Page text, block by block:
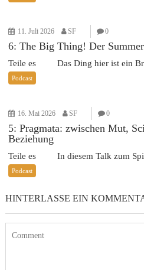
11. Juli 2026 SF 0
6: The Big Thing! Der
Teile es Das Ding hier ist ein
Podcast
16. Mai 2026 SF 0
5: Pragmata: zwischen Mut,
Beziehung
Teile es In diesem Talk zum
Podcast
HINTERLASSE EIN